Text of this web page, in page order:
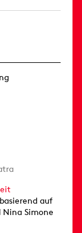
auf
Nina Simone